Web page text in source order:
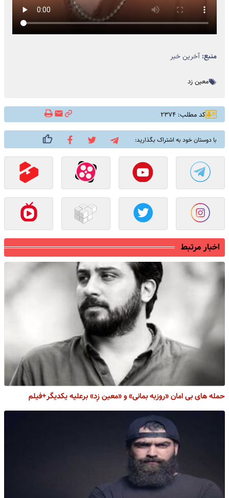
منبع:آخرین خبر
معین زد
کد مطلب: ۲۳۷۴
با دوستان خود به اشتراک بگذارید:
اخبار مرتبط
حمله های بی امان «روزبه بمانی» و «معین زِد» برعلیه یکدیگر+فیلم